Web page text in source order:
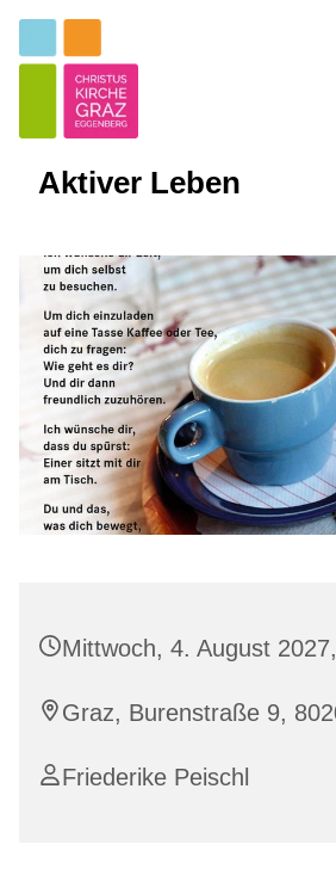
Aktiver Leben
Mittwoch, 4. August
Graz, Burenstraße 9,
Friederike Peischl